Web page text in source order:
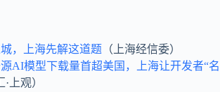
，上海先解这道题 （上海经信委）
AI模型下载量首超美国，上海让开发者“名
·上观）